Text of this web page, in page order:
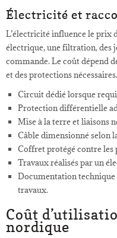
Électricité et
L’électricité influence le prix
électrique, une filtration, des
commande. Le coût dépend
et des protections nécessaires.
Circuit dédié lorsque
Protection différentielle
Mise à la terre et liaisons
Câble dimensionné selon
Coffret protégé contre les
Travaux réalisés par un
Documentation technique
travaux.
Coût
nordique